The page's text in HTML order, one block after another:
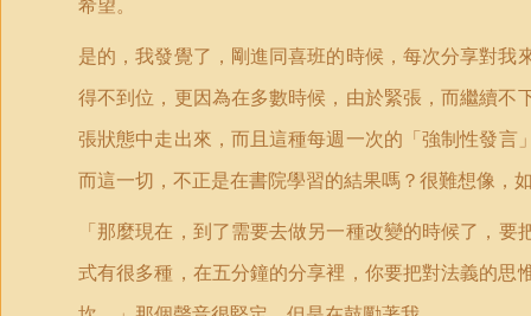
是的，我發覺了，剛進同喜班的時候，每次分享對
得不到位，更因為在多數時候，由於緊張，而繼續
張狀態中走出來，而且這種每週一次的 「強制性發言
而這一切，不正是在書院學習的結果嗎？很難想像，
「那麼現在，到了需要去做另一種改變的時候了，
式有很多種，在五分鐘的分享裡，你要把對法義的